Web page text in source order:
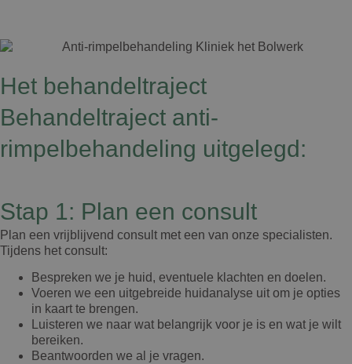
Het behandeltraject
Behandeltraject anti-
rimpelbehandeling uitgelegd:
Stap 1: Plan een consult
Plan een vrijblijvend consult met een van onze specialisten.
Tijdens het consult:
Bespreken we je huid, eventuele klachten en doelen.
Voeren we een uitgebreide huidanalyse uit om je opties
in kaart te brengen.
Luisteren we naar wat belangrijk voor je is en wat je wilt
bereiken.
Beantwoorden we al je vragen.